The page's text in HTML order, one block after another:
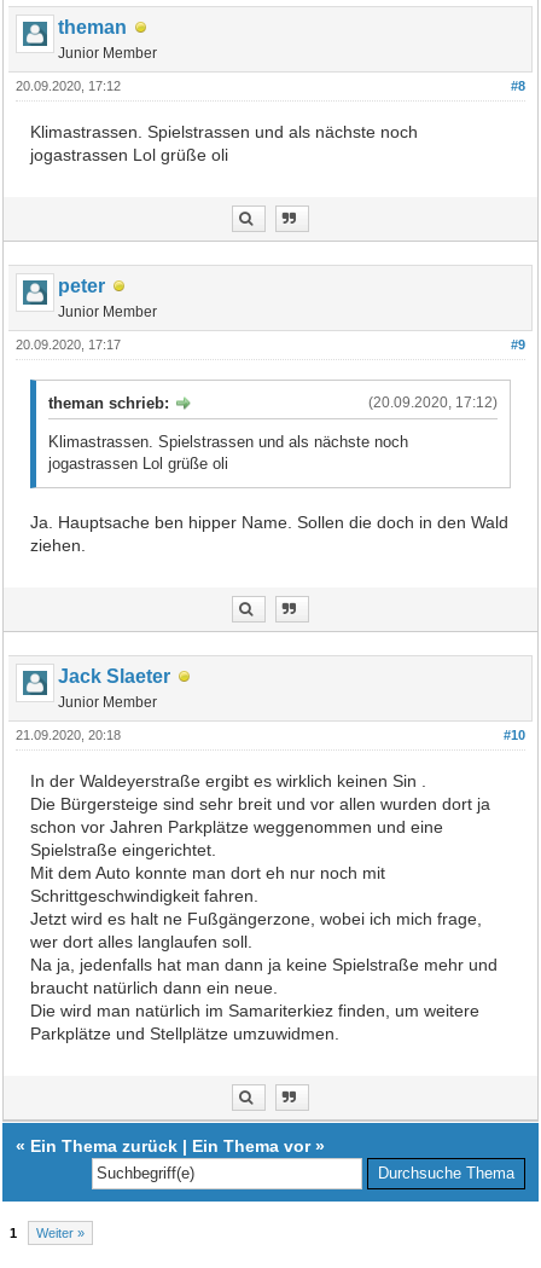
theman
Junior Member
#8
20.09.2020, 17:12
Klimastrassen. Spielstrassen und als nächste noch
jogastrassen Lol grüße oli
peter
Junior Member
#9
20.09.2020, 17:17
(20.09.2020, 17:12)
theman schrieb:
Klimastrassen. Spielstrassen und als nächste noch
jogastrassen Lol grüße oli
Ja. Hauptsache ben hipper Name. Sollen die doch in den Wald
ziehen.
Jack Slaeter
Junior Member
#10
21.09.2020, 20:18
In der Waldeyerstraße ergibt es wirklich keinen Sin .
Die Bürgersteige sind sehr breit und vor allen wurden dort ja
schon vor Jahren Parkplätze weggenommen und eine
Spielstraße eingerichtet.
Mit dem Auto konnte man dort eh nur noch mit
Schrittgeschwindigkeit fahren.
Jetzt wird es halt ne Fußgängerzone, wobei ich mich frage,
wer dort alles langlaufen soll.
Na ja, jedenfalls hat man dann ja keine Spielstraße mehr und
braucht natürlich dann ein neue.
Die wird man natürlich im Samariterkiez finden, um weitere
Parkplätze und Stellplätze umzuwidmen.
« Ein Thema zurück | Ein Thema vor»
1 Weiter »